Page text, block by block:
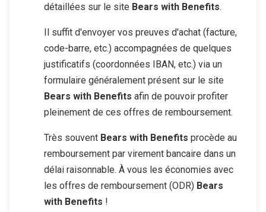
détaillées sur le site Bears with Benefits.
Il suffit d'envoyer vos preuves d'achat (facture,
code-barre, etc.) accompagnées de quelques
justificatifs (coordonnées IBAN, etc.) via un
formulaire généralement présent sur le site
Bears with Benefits afin de pouvoir profiter
pleinement de ces offres de remboursement.
Très souvent Bears with Benefits procède au
remboursement par virement bancaire dans un
délai raisonnable. À vous les économies avec
les offres de remboursement (ODR) Bears
with Benefits !